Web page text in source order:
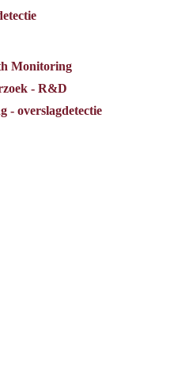
Monitoring
- R&D
- overslagdetectie